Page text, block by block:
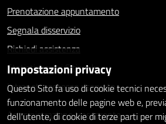
Prenotazione appuntamento
Segnala disservizio
Richiedi assistenza
Statistiche dei Siti web
Intranet - accesso riservato
Amministrazione trasparente
Impostazioni privacy
Questo Sito fa uso di cookie tecnici
funzionamento delle pagine web e,
dell'utente, di cookie di terze parti per